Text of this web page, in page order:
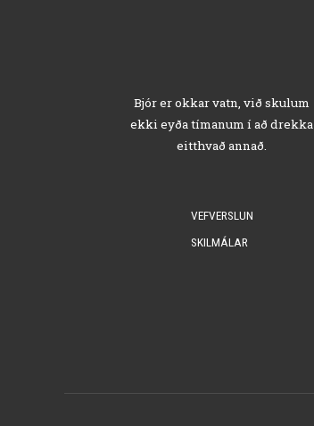
Bjór er okkar vatn, við skulum
ekki eyða tímanum í að drekka
eitthvað annað.
VEFVERSLUN
SKILMÁLAR